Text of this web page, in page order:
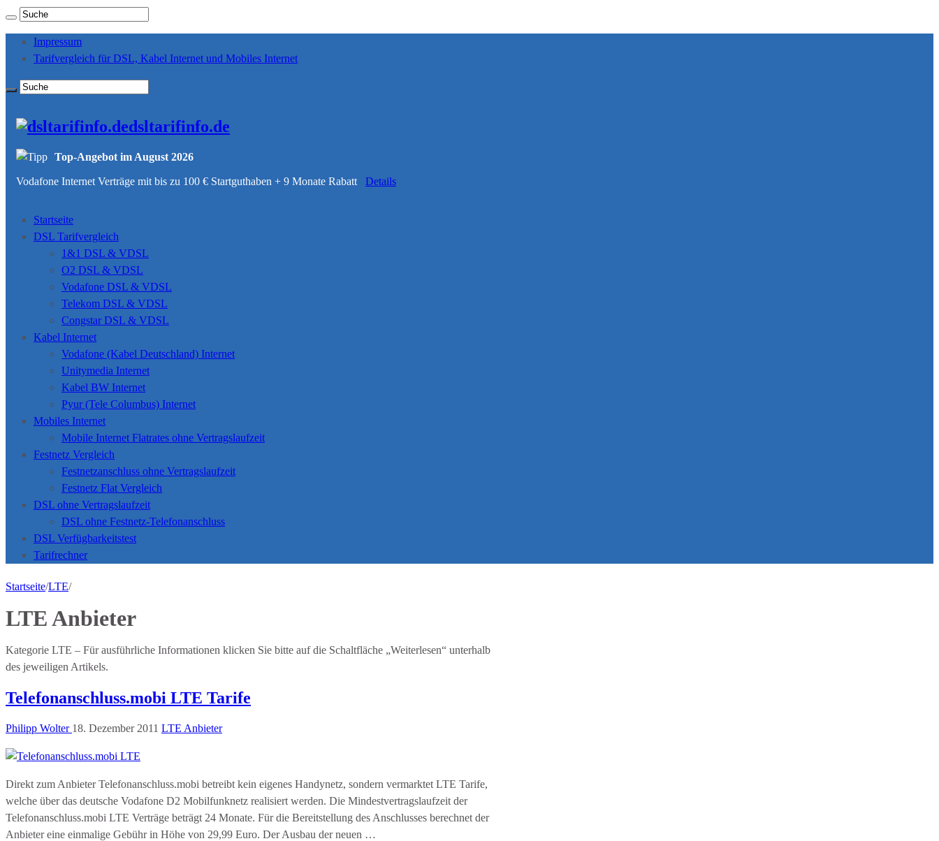
Impressum
Tarifvergleich für DSL, Kabel Internet und Mobiles Internet
dsltarifinfo.de
Top-Angebot im August 2026
Vodafone Internet Verträge mit bis zu 100 € Startguthaben + 9 Monate Rabatt Details
Startseite
DSL Tarifvergleich
1&1 DSL & VDSL
O2 DSL & VDSL
Vodafone DSL & VDSL
Telekom DSL & VDSL
Congstar DSL & VDSL
Kabel Internet
Vodafone (Kabel Deutschland) Internet
Unitymedia Internet
Kabel BW Internet
Pyur (Tele Columbus) Internet
Mobiles Internet
Mobile Internet Flatrates ohne Vertragslaufzeit
Festnetz Vergleich
Festnetzanschluss ohne Vertragslaufzeit
Festnetz Flat Vergleich
DSL ohne Vertragslaufzeit
DSL ohne Festnetz-Telefonanschluss
DSL Verfügbarkeitstest
Tarifrechner
Startseite/LTE/
LTE Anbieter
Kategorie LTE – Für ausführliche Informationen klicken Sie bitte auf die Schaltfläche „Weiterlesen“ unterhalb
des jeweiligen Artikels.
Telefonanschluss.mobi LTE Tarife
Philipp Wolter 18. Dezember 2011 LTE Anbieter
Direkt zum Anbieter Telefonanschluss.mobi betreibt kein eigenes Handynetz, sondern vermarktet LTE Tarife,
welche über das deutsche Vodafone D2 Mobilfunknetz realisiert werden. Die Mindestvertragslaufzeit der
Telefonanschluss.mobi LTE Verträge beträgt 24 Monate. Für die Bereitstellung des Anschlusses berechnet der
Anbieter eine einmalige Gebühr in Höhe von 29,99 Euro. Der Ausbau der neuen …